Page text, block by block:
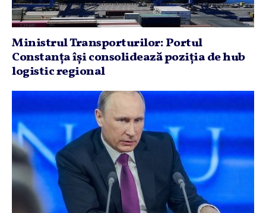
Ministrul Transporturilor: Portul
Constanţa îşi consolidează poziţia de hub
logistic regional